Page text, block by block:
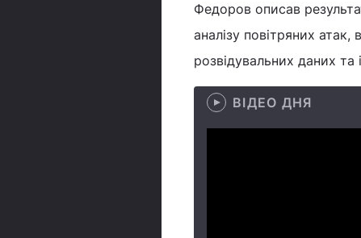
Федоров описав
аналізу повітряних
розвідувальних даних та
ВІДЕО ДНЯ